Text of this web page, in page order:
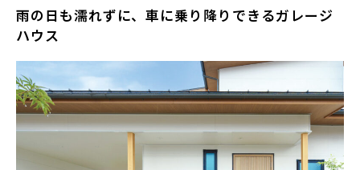
雨の日も濡れずに、車に乗り降りできるガレージ
ハウス